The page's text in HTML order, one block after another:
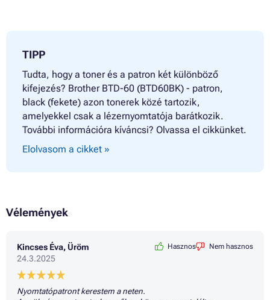
TIPP
Tudta, hogy a toner és a patron két különböző
kifejezés? Brother BTD-60 (BTD60BK) - patron,
black (fekete) azon tonerek közé tartozik,
amelyekkel csak a lézernyomtatója barátkozik.
További információra kíváncsi? Olvassa el cikkünket.
Elolvasom a cikket »
Vélemények
Kincses Éva, Üröm
24.3.2025
Hasznos Nem hasznos
Nyomtatópatront kerestem a neten.